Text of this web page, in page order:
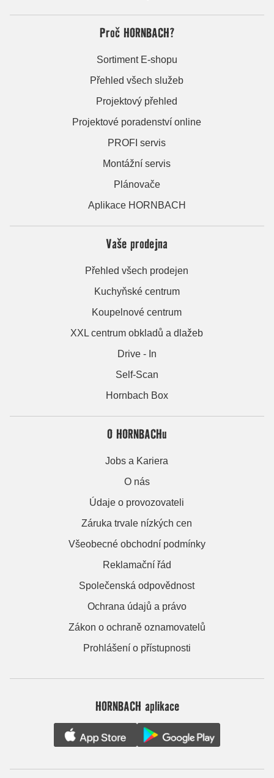
Proč HORNBACH?
Sortiment E-shopu
Přehled všech služeb
Projektový přehled
Projektové poradenství online
PROFI servis
Montážní servis
Plánovače
Aplikace HORNBACH
Vaše prodejna
Přehled všech prodejen
Kuchyňské centrum
Koupelnové centrum
XXL centrum obkladů a dlažeb
Drive - In
Self-Scan
Hornbach Box
O HORNBACHu
Jobs a Kariera
O nás
Údaje o provozovateli
Záruka trvale nízkých cen
Všeobecné obchodní podmínky
Reklamační řád
Společenská odpovědnost
Ochrana údajů a právo
Zákon o ochraně oznamovatelů
Prohlášení o přístupnosti
HORNBACH aplikace